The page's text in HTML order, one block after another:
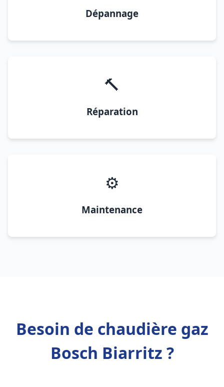
Dépannage
🔨
Réparation
⚙️
Maintenance
Besoin de chaudière gaz
Bosch Biarritz ?